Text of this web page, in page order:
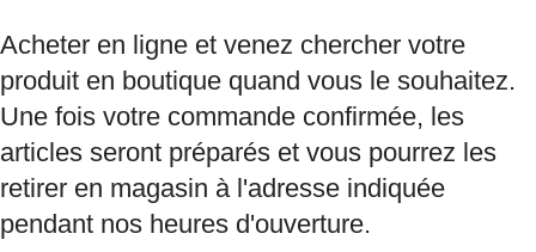
Acheter en ligne et venez chercher votre
produit en boutique quand vous le souhaitez.
Une fois votre commande confirmée, les
articles seront préparés et vous pourrez les
retirer en magasin à l'adresse indiquée
pendant nos heures d'ouverture.